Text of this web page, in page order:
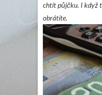
chtít půjčku. I když
obrátíte.